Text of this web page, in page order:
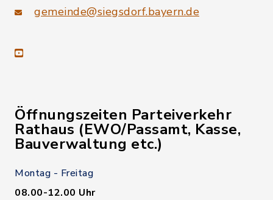
gemeinde@siegsdorf.bayern.de
youtube
Öffnungszeiten Parteiverkehr
Rathaus (EWO/Passamt, Kasse,
Bauverwaltung etc.)
Montag - Freitag
08.00-12.00 Uhr